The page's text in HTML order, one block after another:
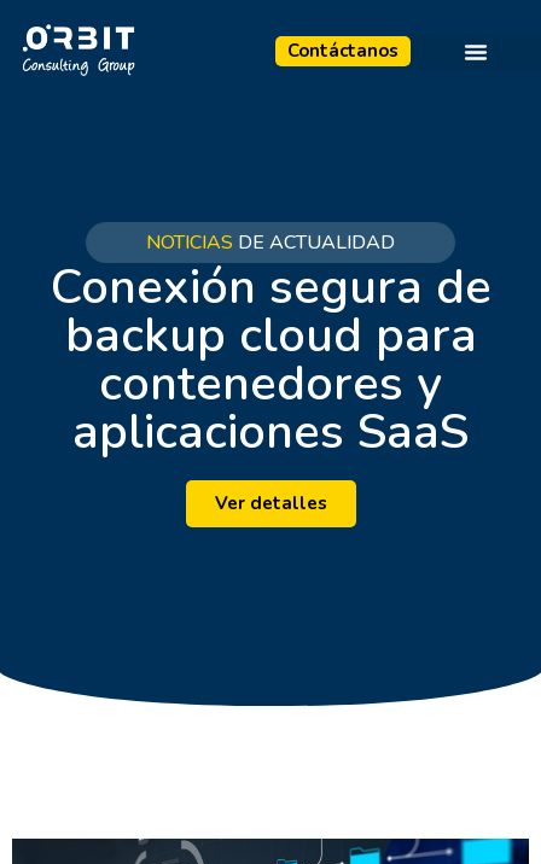
Contáctanos
NOTICIAS DE ACTUALIDAD
Conexión segura de
backup cloud para
contenedores y
aplicaciones SaaS
Ver detalles